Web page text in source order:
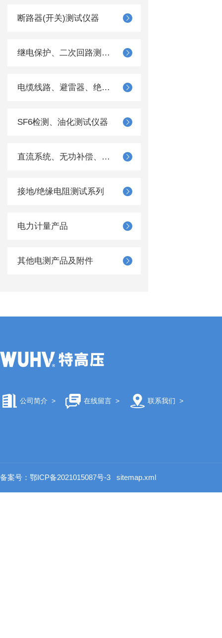
断路器(开关)测试仪器
继电保护、二次回路测试仪器
电缆线路、避雷器、绝缘子测试仪器
SF6检测、油化测试仪器
直流系统、无功补偿、电池电机检测仪器
接地/绝缘电阻测试系列
电力计量产品
其他电测产品及附件
公司简介 > 在线留言> 联系我们 >
备案号：鄂ICP备2021015087号-3 sitemap.xml